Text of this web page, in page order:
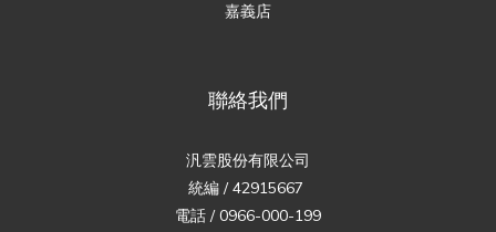
嘉義店
聯絡我們
汎雲股份有限公司
統編 / 42915667
電話 / 0966-000-199